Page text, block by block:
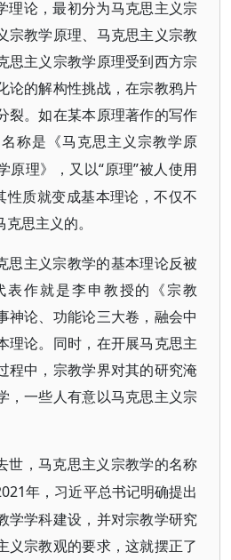
理论，最初分为马克思主义宗
宗教学原理、马克思主义宗教
思主义宗教学原理受到西方宗
论的解构性挑战，在宗教鸦片
裂。如在某本原理著作的写作
称是《马克思主义宗教学原
原理》，又以“原理”被人使用
性质就变成基本理论，不仅不
思主义的。
思主义宗教学的基本理论反被
表作就是李申教授的《宗教
神论、功能论三大卷，融会中
理论。同时，在开展马克思主
程中，宗教学界对其的研究淹
，一些人有意以马克思主义宗
世，马克思主义宗教学的名称
年，习近平总书记明确提出
学学科建设，并对宗教学研究
义宗教观的要求，这就摆正了